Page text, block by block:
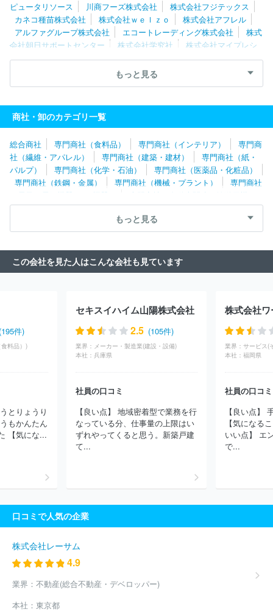
ピュータリソース
川商フーズ株式会社
株式会社フジテックス
カネコ種苗株式会社
株式会社ｗｅｌｚｏ
株式会社アフレル
アルファグループ株式会社
エコートレーディング株式会社
株式
会社朝日サポートセンター
株式会社学究社
株式会社マイプレシ
ャス
株式会社ＴＴＣ 株式会社クリアストーン
株式会社日本ケ
エム・シー・ヘルスケアホールディングス株式会社
式会社
住商ファーマインターナショナル株式会社
株式会社ハー
モニック
永浜クロス株式会社
もっと見る
商社・卸のカテゴリ一覧
総合商社 専門商社（食料品） 専門商社（インテリア）
専門商
社（繊維・アパレル）
専門商社（建築・建材）
専門商社（紙・
パルプ）
専門商社（化学・石油）
専門商社（医薬品・化粧品）
専門商社（鉄鋼・金属）
専門商社（機械・プラント）
専門商社
（電子・電気機器・OA機器）
専門商社（自動車関連・輸送用機
器）
専門商社（医療機器）
専門商社（文具・事務用品・日用
専門商社（スポーツ・レジャー用品） 専門商社（その他）
もっと見る
この会社を見た人はこんな会社も見ています
件)
料品）)
とりょうり
もかんたん
【気にな...
セキスイハイム山陽株式会社
2.5 (105件)
業界： メーカー・製造業(建設・設備)
本社： 兵庫県
社員の口コミ
【良い点】 地域密着型で業務を行
なっている分、仕事量の上限はい
ずれやってくると思う。新築戸建
て...
株式会社
業界： サービス(
本社： 福岡県
社員の口コミ
【良い点】
【気になる
いい点】 エ
で...
口コミで人気の企業
株式会社レーサム
4.9
業界： 不動産(総合不動産・デベロッパー)
本社： 東京都